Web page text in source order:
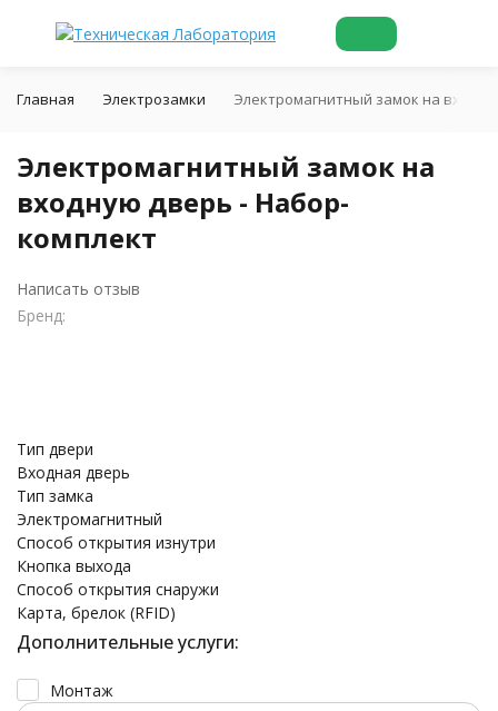
Главная Электрозамки Электромагнитный замок на
Электромагнитный замок на
входную дверь - Набор-
комплект
Написать отзыв
Бренд:
Тип двери
Входная дверь
Тип замка
Электромагнитный
Способ открытия изнутри
Кнопка выхода
Способ открытия снаружи
Карта, брелок (RFID)
Дополнительные услуги:
Монтаж